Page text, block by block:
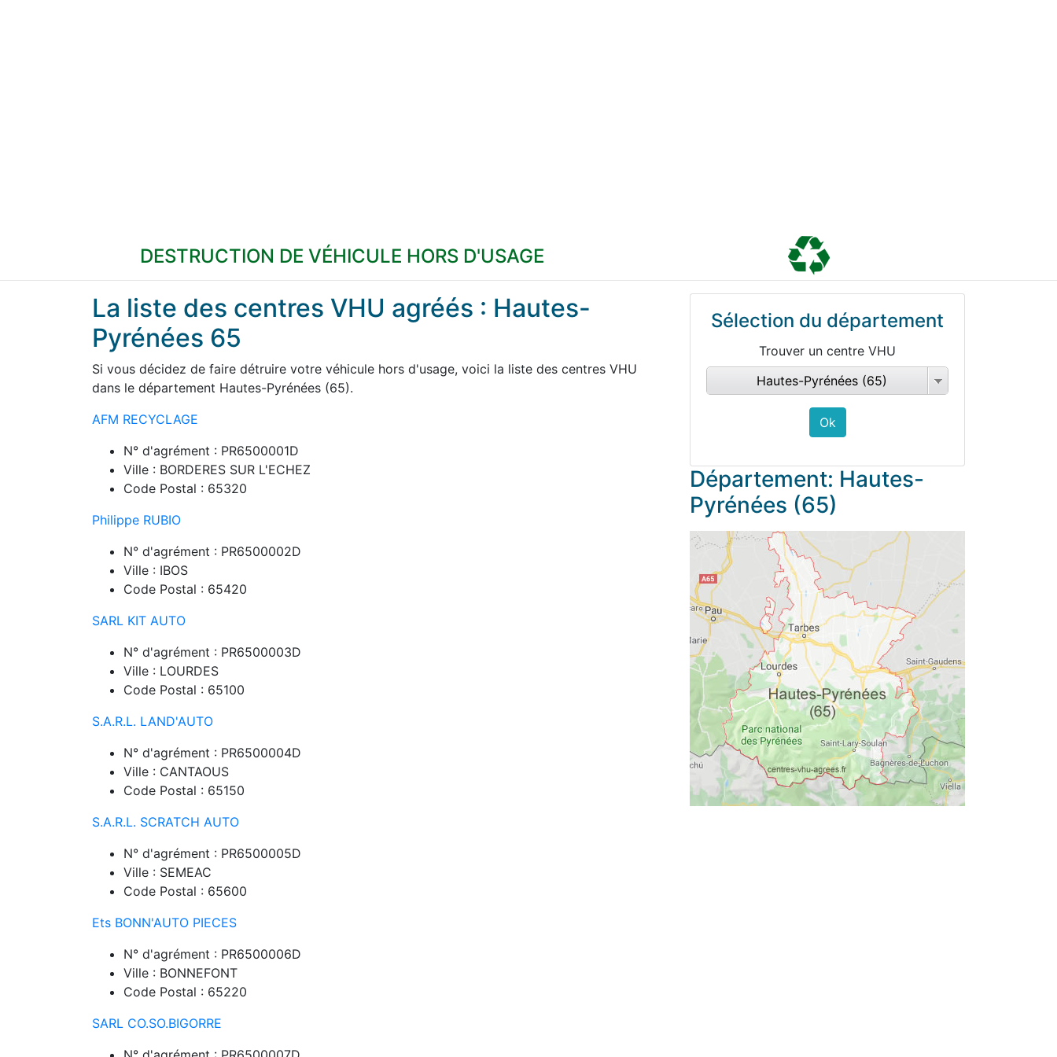
DESTRUCTION DE VÉHICULE HORS D'USAGE
La liste des centres VHU agréés : Hautes-
Pyrénées 65
Si vous décidez de faire détruire votre véhicule hors d'usage, voici la liste des centres VHU
dans le département Hautes-Pyrénées (65).
AFM RECYCLAGE
N° d'agrément : PR6500001D
Ville : BORDERES SUR L'ECHEZ
Code Postal : 65320
Philippe RUBIO
N° d'agrément : PR6500002D
Ville : IBOS
Code Postal : 65420
SARL KIT AUTO
N° d'agrément : PR6500003D
Ville : LOURDES
Code Postal : 65100
S.A.R.L. LAND'AUTO
N° d'agrément : PR6500004D
Ville : CANTAOUS
Code Postal : 65150
S.A.R.L. SCRATCH AUTO
N° d'agrément : PR6500005D
Ville : SEMEAC
Code Postal : 65600
Ets BONN'AUTO PIECES
N° d'agrément : PR6500006D
Ville : BONNEFONT
Code Postal : 65220
SARL CO.SO.BIGORRE
Sélection du département
Trouver un centre VHU
Hautes-Pyrénées (65)
Département: Hautes-
Pyrénées (65)